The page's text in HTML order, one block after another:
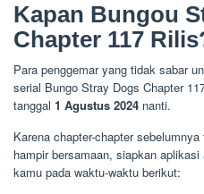
Kapan Bungou
Chapter 117
Para penggemar yang tidak sabar
serial Bungo Stray Dogs Chapter
tanggal 1 Agustus 2024 nanti.
Karena chapter-chapter
hampir bersamaan, siapkan
kamu pada waktu-waktu berikut: